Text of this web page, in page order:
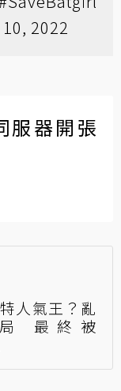
2022
服器開張
人氣王？亂
最終被